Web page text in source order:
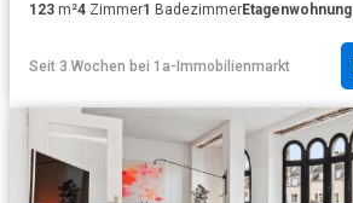
123 m²4 Zimmer1 BadezimmerEtagenwohnung
Seit 3 Wochen bei 1a-Immobilienmarkt